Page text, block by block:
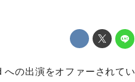
の出演をオファーされてい